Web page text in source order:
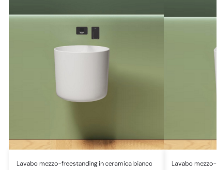
Lavabo mezzo-freestanding in ceramica bianco
Lavabo